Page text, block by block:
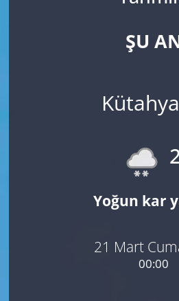
ŞU
Kütahya
Yoğun kar
21 Mart
00:00